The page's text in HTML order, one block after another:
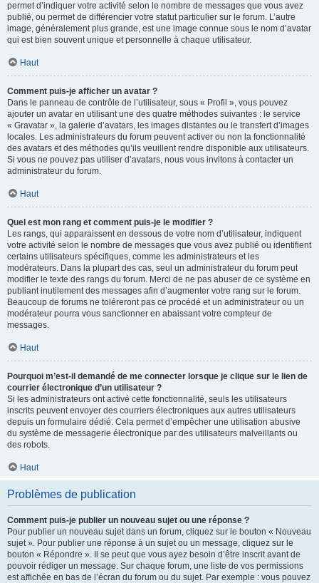
permet d’indiquer votre activité selon le nombre de messages que vous avez
publié, ou permet de différencier votre statut particulier sur le forum. L’autre
image, généralement plus grande, est une image connue sous le nom d’avatar
qui est bien souvent unique et personnelle à chaque utilisateur.
Haut
Comment puis-je afficher un avatar ?
Dans le panneau de contrôle de l’utilisateur, sous « Profil », vous pouvez
ajouter un avatar en utilisant une des quatre méthodes suivantes : le service
« Gravatar », la galerie d’avatars, les images distantes ou le transfert d’images
locales. Les administrateurs du forum peuvent activer ou non la fonctionnalité
des avatars et des méthodes qu’ils veuillent rendre disponible aux utilisateurs.
Si vous ne pouvez pas utiliser d’avatars, nous vous invitons à contacter un
administrateur du forum.
Haut
Quel est mon rang et comment puis-je le modifier ?
Les rangs, qui apparaissent en dessous de votre nom d’utilisateur, indiquent
votre activité selon le nombre de messages que vous avez publié ou identifient
certains utilisateurs spécifiques, comme les administrateurs et les
modérateurs. Dans la plupart des cas, seul un administrateur du forum peut
modifier le texte des rangs du forum. Merci de ne pas abuser de ce système en
publiant inutilement des messages afin d’augmenter votre rang sur le forum.
Beaucoup de forums ne toléreront pas ce procédé et un administrateur ou un
modérateur pourra vous sanctionner en abaissant votre compteur de
messages.
Haut
Pourquoi m’est-il demandé de me connecter lorsque je clique sur le lien de
courrier électronique d’un utilisateur ?
Si les administrateurs ont activé cette fonctionnalité, seuls les utilisateurs
inscrits peuvent envoyer des courriers électroniques aux autres utilisateurs
depuis un formulaire dédié. Cela permet d’empêcher une utilisation abusive
du système de messagerie électronique par des utilisateurs malveillants ou
des robots.
Haut
Problèmes de publication
Comment puis-je publier un nouveau sujet ou une réponse ?
Pour publier un nouveau sujet dans un forum, cliquez sur le bouton « Nouveau
sujet ». Pour publier une réponse à un sujet ou un message, cliquez sur le
bouton « Répondre ». Il se peut que vous ayez besoin d’être inscrit avant de
pouvoir rédiger un message. Sur chaque forum, une liste de vos permissions
est affichée en bas de l’écran du forum ou du sujet. Par exemple : vous pouvez